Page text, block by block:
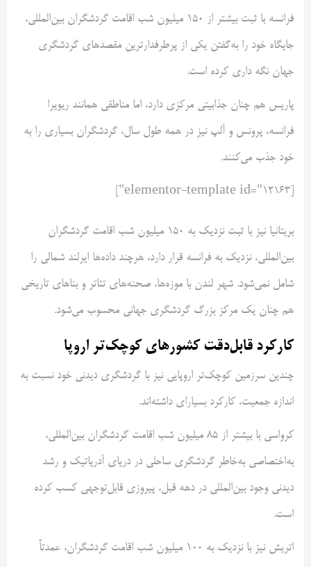
فرانسه با ثبت بیشتر از ۱۵۰ میلیون شب اقامت گردشگران بین‌المللی،
جایگاه خود را به‌گفتن یکی از پرطرفدارترین مقصدهای گردشگری
جهان نگه داری کرده است.
پاریس هم چنان جذابیتی مرکزی دارد، اما مناطقی همانند ریویرا
فرانسه، پرونس و آلپ نیز در همه طول سال، گردشگران بسیاری را به
خود جذب می‌کنند.
بریتانیا نیز با ثبت نزدیک به ۱۵۰ میلیون شب اقامت گردشگران
بین‌المللی، نزدیک به فرانسه قرار دارد، هرچند داده‌ها ایرلند شمالی را
شامل نمی‌شود. شهر لندن با موزه‌ها، صحنه‌های تئاتر و بناهای تاریخی
هم چنان یک مرکز بزرگ گردشگری جهانی محسوب می‌شود.
کارکرد قابل‌دقت کشورهای کوچک‌تر اروپا
چندین سرزمین کوچک‌تر اروپایی نیز با گردشگری دیدنی خود نسبت به
اندازه جمعیت، کارکرد بسیار‌ای داشته‌اند.
کرواسی با بیشتر از ۸۵ میلیون شب اقامت گردشگران بین‌المللی،
به‌اختصاصی به‌خاطر گردشگری ساحلی در دریای آدریاتیک و رشد
دیدنی وجود بین‌المللی در دهه قبل، پیروزی قابل‌توجهی کسب کرده
است.
اتریش نیز با نزدیک به ۱۰۰ میلیون شب اقامت گردشگران، عمدتاً